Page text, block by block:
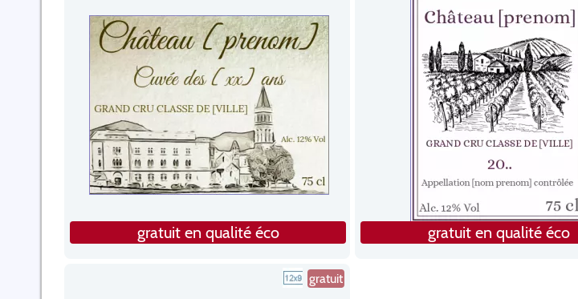
gratuit en qualité éco gratuit en qualité éco
gratuit